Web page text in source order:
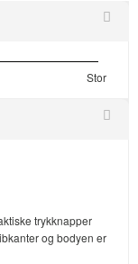
Stor
trykknapper
og bodyen er